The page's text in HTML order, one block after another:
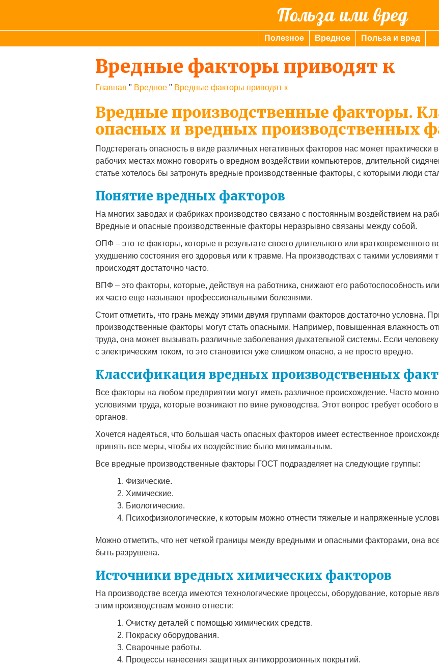
Польза или вред
Полезное Вредное Польза и вред
Вредные факторы приводят к
Главная " Вредное " Вредные факторы приводят к
Вредные производственные факторы.
опасных и вредных производственных
Подстерегать опасность в виде различных негативных факторов нас может
рабочих местах можно говорить о вредном воздействии компьютеров, длительной
статье хотелось бы затронуть вредные производственные факторы, с которыми люди
Понятие вредных факторов
На многих заводах и фабриках производство связано с постоянным воздействием на
Вредные и опасные производственные факторы неразрывно связаны между собой.
ОПФ – это те факторы, которые в результате своего длительного или кратковременного
ухудшению состояния его здоровья или к травме. На производствах с такими условиями
происходят достаточно часто.
ВПФ – это факторы, которые, действуя на работника, снижают его работоспособность
их часто еще называют профессиональными болезнями.
Стоит отметить, что грань между этими двумя группами факторов достаточно условна.
производственные факторы могут стать опасными. Например, повышенная влажность
труда, она может вызывать различные заболевания дыхательной системы. Если человеку
с электрическим током, то это становится уже слишком опасно, а не просто вредно.
Классификация вредных производственных
Все факторы на любом предприятии могут иметь различное происхождение. Часто
условиями труда, которые возникают по вине руководства. Этот вопрос требует
органов.
Хочется надеяться, что большая часть опасных факторов имеет естественное
принять все меры, чтобы их воздействие было минимальным.
Все вредные производственные факторы ГОСТ подразделяет на следующие группы:
Физические.
Химические.
Биологические.
Психофизиологические, к которым можно отнести тяжелые и напряженные
Можно отметить, что нет четкой границы между вредными и опасными факторами, она
быть разрушена.
Источники вредных химических факторов
На производстве всегда имеются технологические процессы, оборудование, которые
этим производствам можно отнести:
Очистку деталей с помощью химических средств.
Покраску оборудования.
Сварочные работы.
Процессы нанесения защитных антикоррозионных покрытий.